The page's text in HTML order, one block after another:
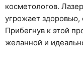
косметологов.
угрожает здоровью,
Прибегнув к этой
желанной и